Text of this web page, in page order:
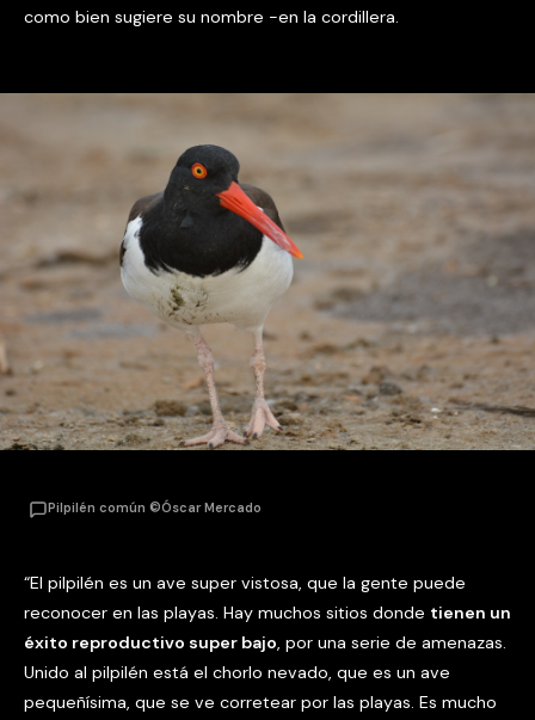
como bien sugiere su nombre -en la cordillera.
Pilpilén común ©Óscar Mercado
“El pilpilén es un ave super vistosa, que la gente puede
reconocer en las playas. Hay muchos sitios donde tienen un
éxito reproductivo super bajo, por una serie de amenazas.
Unido al pilpilén está el chorlo nevado, que es un ave
pequeñísima, que se ve corretear por las playas. Es mucho